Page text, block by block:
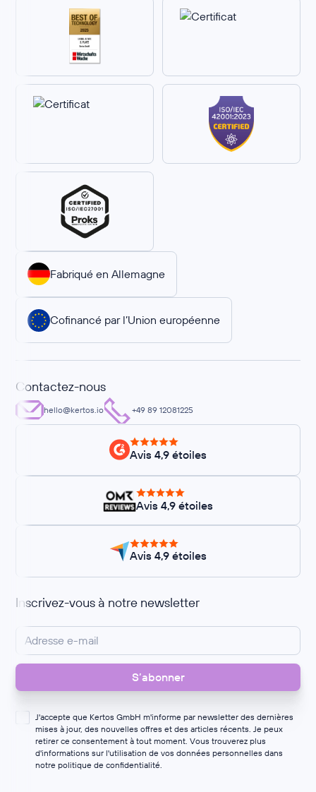
Fabriqué en Allemagne
Cofinancé par l’Union européenne
Contactez-nous
hello@kertos.io +49 89 12081225
Avis 4,9 étoiles
Avis 4,9 étoiles
Avis 4,9 étoiles
Inscrivez-vous à notre newsletter
J'accepte que Kertos GmbH m'informe par newsletter des dernières
mises à jour, des nouvelles offres et des articles récents. Je peux
retirer ce consentement à tout moment. Vous trouverez plus
d'informations sur l'utilisation de vos données personnelles dans
notre politique de confidentialité